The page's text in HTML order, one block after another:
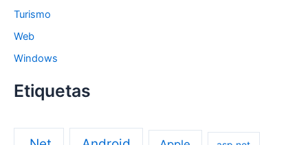
Turismo
Web
Windows
Etiquetas